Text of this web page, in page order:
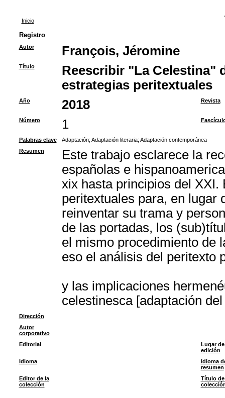
Inicio
Registro
Autor François, Jéromine
Título
Reescribir "La Celestina"
estrategias peritextuales
Año 2018 Revista
Número 1
Palabras clave Adaptación; Adaptación literaria; Adaptación contemporánea
Resumen
Este trabajo esclarece la
españolas e
xix hasta principios del XXI.
peritextuales para, en lugar
reinventar su trama y
de las portadas, los
el mismo procedimiento de
eso el análisis del peritexto
y las implicaciones
celestinesca [adaptación
Dirección
Autor
corporativo
Editorial
Lugar de
edición
Idioma
Idioma
resumen
Editor de la
colección
Título de